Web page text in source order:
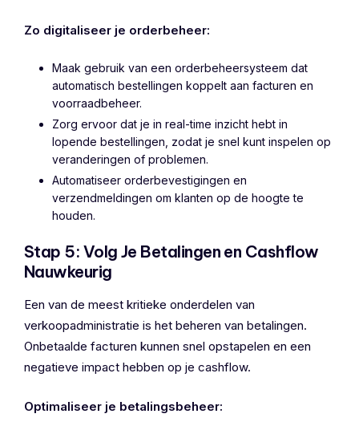
Zo digitaliseer je orderbeheer:
Maak gebruik van een orderbeheersysteem dat
automatisch bestellingen koppelt aan facturen en
voorraadbeheer.
Zorg ervoor dat je in real-time inzicht hebt in
lopende bestellingen, zodat je snel kunt inspelen op
veranderingen of problemen.
Automatiseer orderbevestigingen en
verzendmeldingen om klanten op de hoogte te
houden.
Stap 5: Volg Je Betalingen en Cashflow
Nauwkeurig
Een van de meest kritieke onderdelen van
verkoopadministratie is het beheren van betalingen.
Onbetaalde facturen kunnen snel opstapelen en een
negatieve impact hebben op je cashflow.
Optimaliseer je betalingsbeheer: